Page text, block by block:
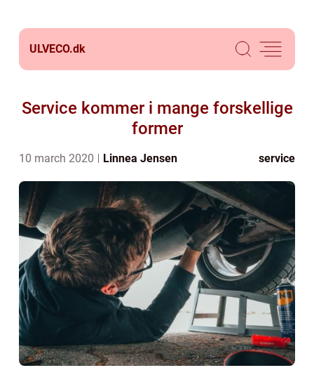
ULVECO.dk
Service kommer i mange forskellige
former
10 march 2020 Linnea Jensen service